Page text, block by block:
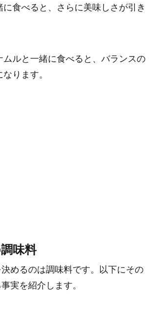
に食べると、さらに美味しさが引き
ムルと一緒に食べると、バランスの
ります。
味料
めるのは調味料です。以下にその
実を紹介します。